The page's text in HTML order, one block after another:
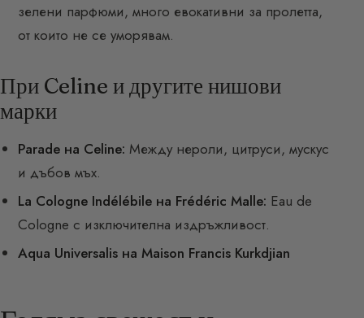
зелени парфюми, много евокативни за пролетта,
от които не се уморявам.
При Celine и другите нишови
марки
Parade на Celine: Между нероли, цитруси, мускус
и дъбов мъх.
La Cologne Indélébile на Frédéric Malle: Eau de
Cologne с изключителна издръжливост.
Aqua Universalis на Maison Francis Kurkdjian